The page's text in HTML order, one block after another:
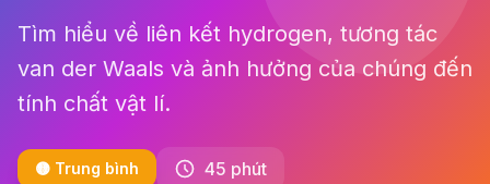
Tìm hiểu về liên kết hydrogen, tương tác
van der Waals và ảnh hưởng của chúng đến
tính chất vật lí.
🟡 Trung bình 45 phút